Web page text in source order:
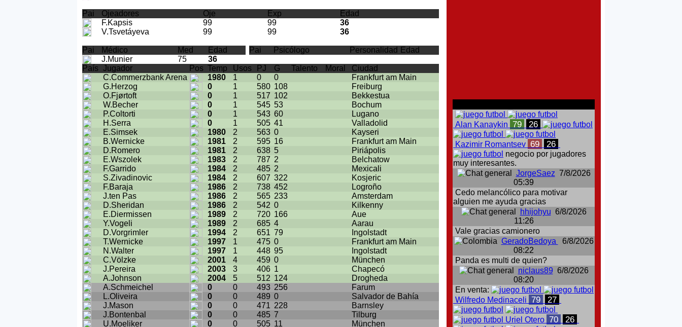
Pai Ojeadores Oje Exp
Edad
F.Kapsis
99 99
36
V.Tsvetáyeva
99 99 36
Pai Médico Med Edad Pai Psicólogo Personalidad
Edad
J.Munier
75
36
País Jugador Pos Temp Usos PJ G Talento Moral
Ciudad
C.Commerzbank Arena
1980 1 0 0
Frankfurt am Main
G.Herzog
0 1 580 108
Freiburg
O.Fjørtoft
0 1 517 102
Bekkestua
W.Becher
0 1 545 53
Bochum
P.Coltorti
0 1 543 60
Lugano
H.Serra
0 1 505 41
Valladolid
E.Simsek
1980 2 563 0
Kayseri
B.Wernicke
1981 2 595 16
Frankfurt am Main
D.Romero
1981 2 638 5
Piriápolis
E.Wszolek
1983 2 787 2
Belchatow
F.Garrido
1984 2 485 2
Mexicali
S.Zivadinovic
1984 2 607 322
Kosjeric
F.Baraja
1986 2 738 452
Logroño
J.ten Pas
1986 2 565 233
Amsterdam
D.Sheridan
1986 2 542 0
Kilkenny
E.Diermissen
1989 2 720 166
Aue
Y.Vogeli
1989 2 685 4
Aarau
D.Vorgrimler
1994 2 651 79
Ingolstadt
T.Wernicke
1997 1 475 0
Frankfurt am Main
N.Walter
1997 1 448 95
Ingolstadt
C.Völzke
2001 4 459 0
München
J.Pereira
2003 3 406 1
Chapecó
A.Johnson
2004 5 512 124
Drogheda
A.Schmeichel
0 0 493 256
Farum
L.Oliveira
0 0 489 0
Salvador de Bahía
J.Mason
0 0 471 228
Barnsley
J.Bontenbal
0 0 485 7
Tilburg
U.Moeliker
0 0 505 11 München
Alan Kanaykin 79 26
Kazimir Romantsev 69 26
negocio por jugadores
muy interesantes.
JorgeSaez 7/8/2026
05:39
Cedo melancólico para motivar
alguien me ayuda gracias
hhijohyu 6/8/2026
11:26
Vale gracias camionero
GeradoBedoya
6/8/2026
08:22
Panda es multi de quien?
niclaus89 6/8/2026
08:20
En venta:
Wilfredo Medinaceli
79 27
Uriel Otero 70 26